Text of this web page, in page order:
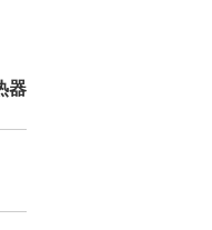
器